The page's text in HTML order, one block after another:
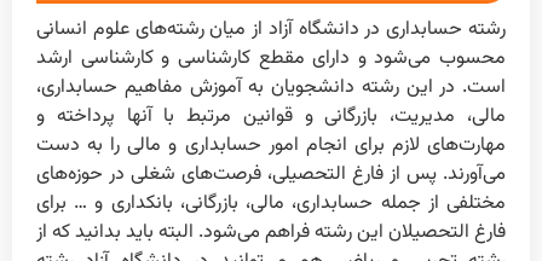
رشته حسابداری در دانشگاه آزاد از میان رشته‌های علوم انسانی
محسوب می‌شود و دارای مقطع کارشناسی و کارشناسی ارشد
است. در این رشته دانشجویان به آموزش مفاهیم حسابداری،
مالی، مدیریت، بازرگانی و قوانین مرتبط با آنها پرداخته و
مهارت‌های لازم برای انجام امور حسابداری و مالی را به دست
می‌آورند. پس از فارغ التحصیلی، فرصت‌های شغلی در حوزه‌های
مختلفی از جمله حسابداری، مالی، بازرگانی، بانکداری و … برای
فارغ التحصیلان این رشته فراهم می‌شود. البته باید بدانید که از